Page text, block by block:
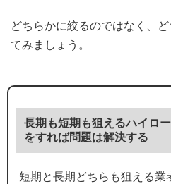
どちらかに絞るのではなく、
てみましょう。
長期も短期も狙えるハイロ
をすれば問題は解決する
短期と長期どちらも狙える業